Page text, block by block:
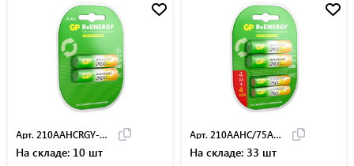
Арт. 210AAHCRGY-2CRC
На складе: 10 шт
Арт. 210AAHC/75AAAHC
На складе: 33 шт